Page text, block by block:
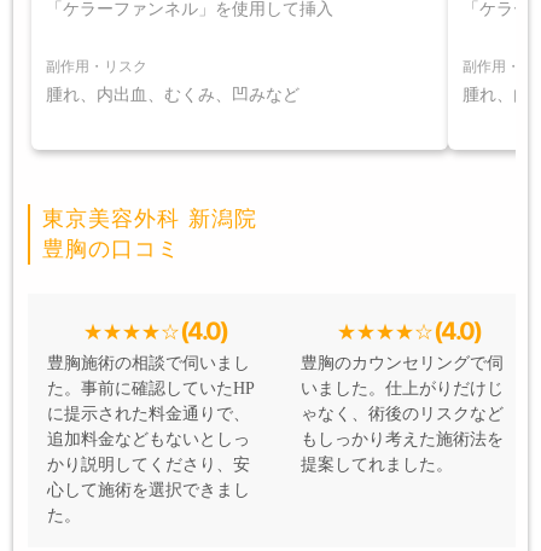
「ケラーファンネル」を使用して挿入
副作用・リスク
腫れ、内出血、むくみ、凹みなど
「ケラ
副作用・リ
腫れ、内
東京美容外科 新潟院
豊胸の口コミ
(4.0)
豊胸施術の相談で伺いまし
た。事前に確認していたHP
に提示された料金通りで、
追加料金などもないとしっ
かり説明してくださり、安
心して施術を選択できまし
た。
(4.0)
豊胸のカウンセリングで伺
いました。仕上がりだけじ
ゃなく、術後のリスクなど
もしっかり考えた施術法を
提案してれました。